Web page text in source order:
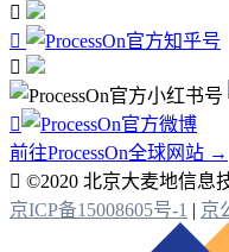




前往ProcessOn全球网站 →
 ©2020 北京大麦地信息
京ICP备15008605号-1 | 京